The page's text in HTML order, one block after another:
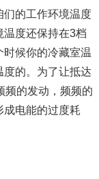
的工作环境温度
温度还保持在3档
时候你的冷藏室温
度的。为了让抵达
频的发动，频频的
成电能的过度耗